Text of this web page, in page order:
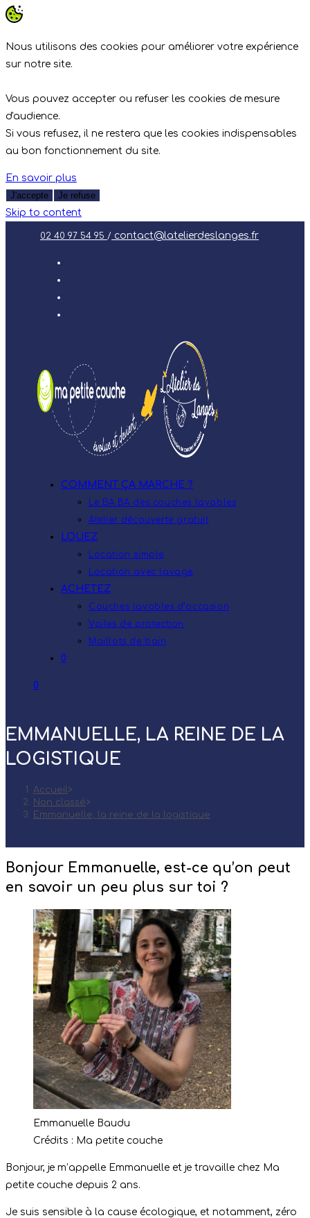
Nous utilisons des cookies pour améliorer votre expérience
sur notre site.
Vous pouvez accepter ou refuser les cookies de mesure
d'audience.
Si vous refusez, il ne restera que les cookies indispensables
au bon fonctionnement du site.
En savoir plus
J'accepte
Je refuse
Skip to content
02 40 97 54 95 / contact@latelierdeslanges.fr
COMMENT ÇA MARCHE ?
Le BA.BA des couches lavables
Atelier découverte gratuit
LOUEZ
Location simple
Location avec lavage
ACHETEZ
Couches lavables d’occasion
Voiles de protection
Maillots de bain
0
0
EMMANUELLE, LA REINE DE LA
LOGISTIQUE
Accueil >
Non classé>
Emmanuelle, la reine de la logistique
Bonjour Emmanuelle, est-ce qu’on peut
en savoir un peu plus sur toi ?
Emmanuelle Baudu
Crédits : Ma petite couche
Bonjour, je m’appelle Emmanuelle et je travaille chez Ma
petite couche depuis 2 ans.
Je suis sensible à la cause écologique, et notamment, zéro